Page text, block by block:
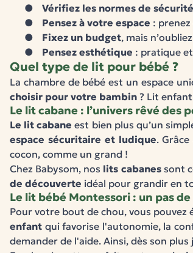
●
Vérifiez les normes de sécurité
●
Pensez à votre espace :
●
Fixez un budget, mais
●
Pensez esthétique : pratique
Quel type de lit pour bébé ?
La chambre de bébé est un espace
choisir pour votre bambin ? Lit
Le lit cabane : l’univers rêvé des
Le lit cabane est bien plus qu’un
espace sécuritaire et ludique.
cocon, comme un grand !
Chez Babysom, nos lits cabanessont
de découverte idéal pour grandir en
Le lit bébé Montessori : un pas
Pour votre bout de chou, vous pouvez
enfant qui favorise l'autonomie, la
demander de l'aide. Ainsi, dès son